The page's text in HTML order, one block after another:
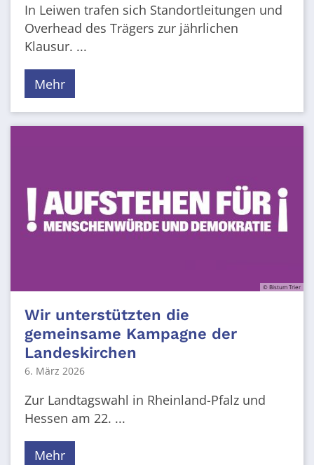
In Leiwen trafen sich Standortleitungen und
Overhead des Trägers zur jährlichen
Klausur. ...
Mehr
© Bistum Trier
Wir unterstützten die
gemeinsame Kampagne der
Landeskirchen
6. März 2026
Zur Landtagswahl in Rheinland-Pfalz und
Hessen am 22. ...
Mehr